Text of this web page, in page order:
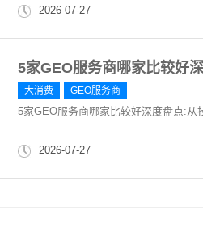
2026-07-27
5家GEO服务商哪家比较好
大消费 GEO服务商
5家GEO服务商哪家比较好深度盘点:从
2026-07-27